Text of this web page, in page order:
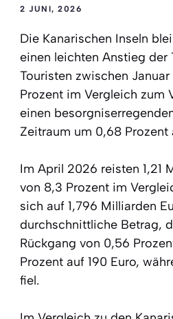
2 JUNI, 2026
Die Kanarischen Inseln
einen leichten Anstieg der
Touristen zwischen
Prozent im Vergleich zum
einen
Zeitraum um 0,68
Im April 2026 reisten 1,21
von 8,3 Prozent im
sich auf 1,796 Milliarden
durchschnittliche Betrag,
Rückgang von 0,56
Prozent auf 190 Euro,
fiel.